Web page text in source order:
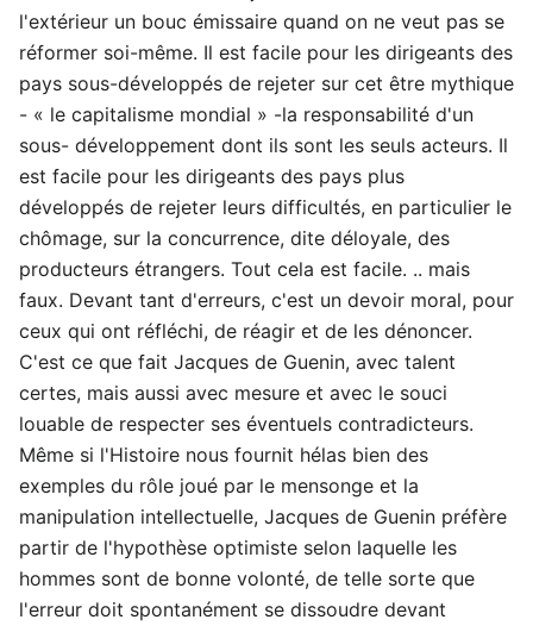
l'extérieur un bouc émissaire quand on ne veut pas se
réformer soi-même. Il est facile pour les dirigeants des
pays sous-développés de rejeter sur cet être mythique
- « le capitalisme mondial » -la responsabilité d'un
sous- développement dont ils sont les seuls acteurs. Il
est facile pour les dirigeants des pays plus
développés de rejeter leurs difficultés, en particulier le
chômage, sur la concurrence, dite déloyale, des
producteurs étrangers. Tout cela est facile. .. mais
faux. Devant tant d'erreurs, c'est un devoir moral, pour
ceux qui ont réfléchi, de réagir et de les dénoncer.
C'est ce que fait Jacques de Guenin, avec talent
certes, mais aussi avec mesure et avec le souci
louable de respecter ses éventuels contradicteurs.
Même si l'Histoire nous fournit hélas bien des
exemples du rôle joué par le mensonge et la
manipulation intellectuelle, Jacques de Guenin préfère
partir de l'hypothèse optimiste selon laquelle les
hommes sont de bonne volonté, de telle sorte que
l'erreur doit spontanément se dissoudre devant